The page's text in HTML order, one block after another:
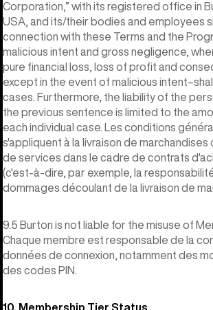
Corporation,” with its registered office in
USA, and its/their bodies and employees
connection with these Terms and the
malicious intent and gross negligence,
pure financial loss, loss of profit and
except in the event of malicious intent–shall
cases. Furthermore, the liability of the
the previous sentence is limited to the
each individual case. Les conditions
s'appliquent à la livraison de marchandises
de services dans le cadre de contrats
(c'est-à-dire, par exemple, la
dommages découlant de la livraison de
9.5 Burton is not liable for the misuse of
Chaque membre est responsable de la
données de connexion, notamment des
des codes PIN.
10. Membership Tier Status